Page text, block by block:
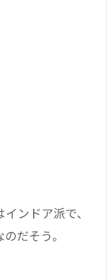
ンドア派で、
だそう。